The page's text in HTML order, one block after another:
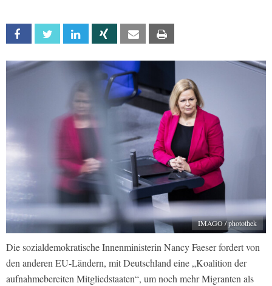
Facebook Twitter Linkedin Xing Email
IMAGO / photothek
Die sozialdemokratische Innenministerin Nancy Faeser fordert von
den anderen EU-Ländern, mit Deutschland eine „Koalition der
aufnahmebereiten Mitgliedstaaten“, um noch mehr Migranten als